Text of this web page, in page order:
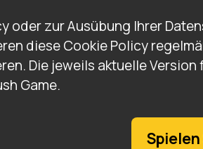
oder zur Ausübung Ihrer
diese Cookie Policy
Die jeweils aktuelle
Game.